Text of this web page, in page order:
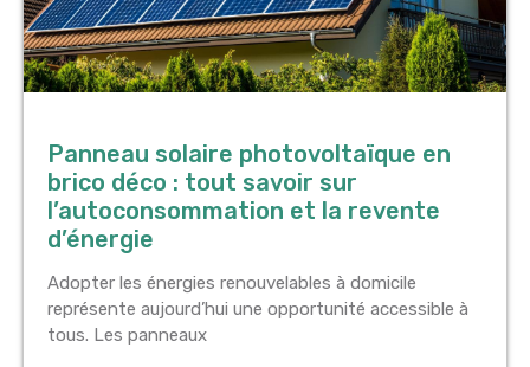
Panneau solaire photovoltaïque en
brico déco : tout savoir sur
l’autoconsommation et la revente
d’énergie
Adopter les énergies renouvelables à domicile
représente aujourd’hui une opportunité accessible à
tous. Les panneaux